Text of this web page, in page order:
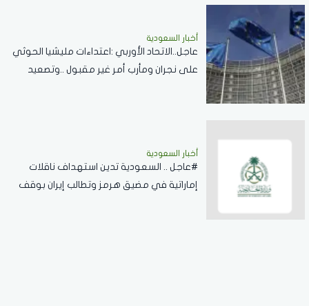
أخبار السعودية
عاجل..الاتحاد الأوربي :اعتداءات مليشيا الحوثي
على نجران ومأرب أمر غير مقبول ..وتصعيد
أخبار السعودية
#عاجل .. السعودية تدين استهداف ناقلات
إماراتية في مضيق هرمز وتطالب إيران بوقف